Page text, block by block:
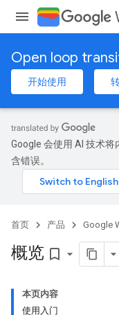
Open loop
开始使用
Google 会使用 AI 技术
含错误。
首页 产品 Google
概览 bookmark_border
本页内容
使用入门